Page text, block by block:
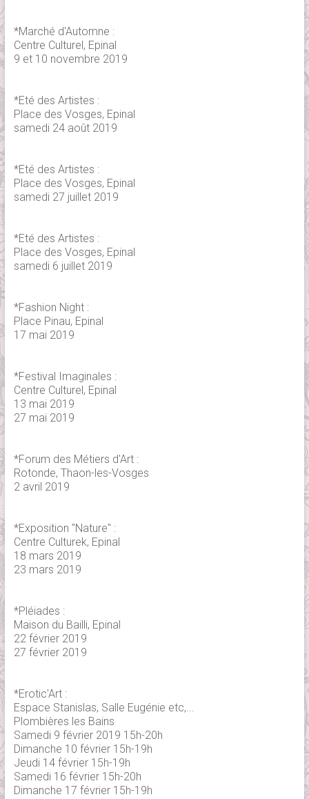
*Marché d'Automne :
Centre Culturel, Epinal
9 et 10 novembre 2019
*Eté des Artistes :
Place des Vosges, Epinal
samedi 24 août 2019
*Eté des Artistes :
Place des Vosges, Epinal
samedi 27 juillet 2019
*Eté des Artistes :
Place des Vosges, Epinal
samedi 6 juillet 2019
*Fashion Night :
Place Pinau, Epinal
17 mai 2019
*Festival Imaginales :
Centre Culturel, Epinal
13 mai 2019
27 mai 2019
*Forum des Métiers d'Art :
Rotonde, Thaon-les-Vosges
2 avril 2019
*Exposition "Nature" :
Centre Culturek, Epinal
18 mars 2019
23 mars 2019
*Pléiades :
Maison du Bailli, Epinal
22 février 2019
27 février 2019
*Erotic'Art :
Espace Stanislas, Salle Eugénie etc,...
Plombières les Bains
Samedi 9 février 2019 15h-20h
Dimanche 10 février 15h-19h
Jeudi 14 février 15h-19h
Samedi 16 février 15h-20h
Dimanche 17 février 15h-19h